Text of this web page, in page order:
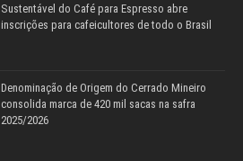
Sustentável do Café para Espresso abre
inscrições para cafeicultores de todo o Brasil
Denominação de Origem do Cerrado Mineiro
consolida marca de 420 mil sacas na safra
2025/2026